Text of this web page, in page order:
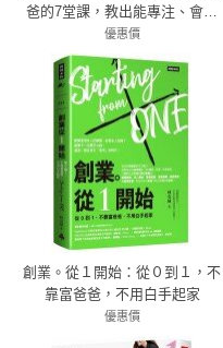
爸的7堂課，教出能專注、會思
考、有創意的孩子
優惠價
79折 253元
創業。從１開始：從０到１，不
靠富爸爸，不用白手起家
優惠價
79折 253元